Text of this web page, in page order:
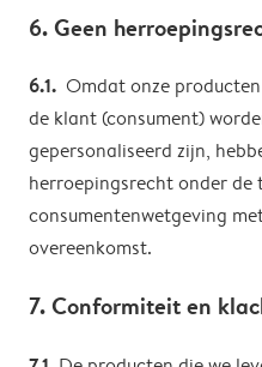
6. Geen
6.1. Omdat onze
de klant (consument)
gepersonaliseerd zijn,
herroepingsrecht onder de
consumentenwetgeving
overeenkomst.
7. Conformiteit en